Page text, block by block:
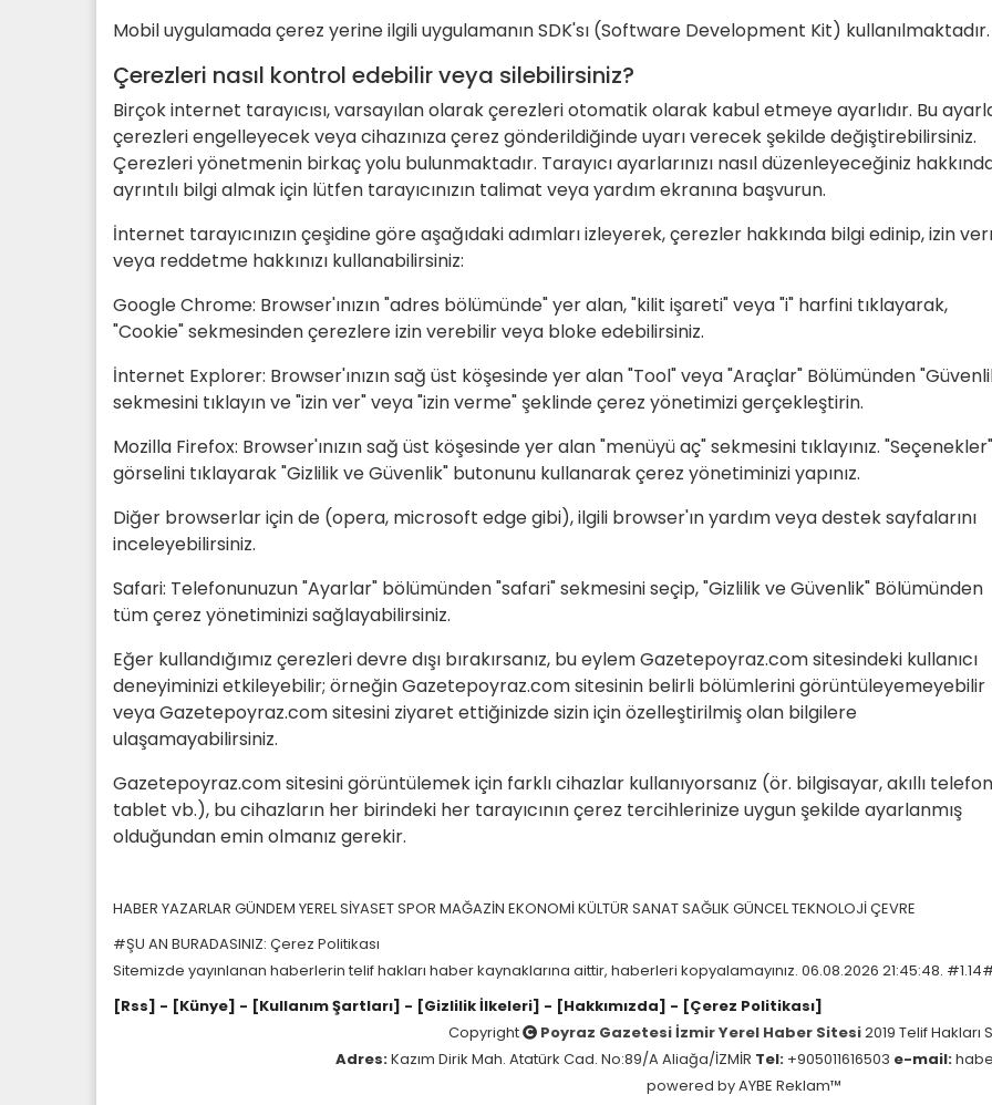
Mobil uygulamada çerez yerine ilgili uygulamanın SDK'sı (Software Development Kit) kullanılmaktadır.
Çerezleri nasıl kontrol edebilir veya silebilirsiniz?
Birçok internet tarayıcısı, varsayılan olarak çerezleri otomatik olarak kabul etmeye ayarlıdır. Bu
çerezleri engelleyecek veya cihazınıza çerez gönderildiğinde uyarı verecek şekilde değiştirebilirsiniz.
Çerezleri yönetmenin birkaç yolu bulunmaktadır. Tarayıcı ayarlarınızı nasıl düzenleyeceğiniz
ayrıntılı bilgi almak için lütfen tarayıcınızın talimat veya yardım ekranına başvurun.
İnternet tarayıcınızın çeşidine göre aşağıdaki adımları izleyerek, çerezler hakkında bilgi edinip, izin
veya reddetme hakkınızı kullanabilirsiniz:
Google Chrome: Browser'ınızın "adres bölümünde" yer alan, "kilit işareti" veya "i" harfini tıklayarak,
"Cookie" sekmesinden çerezlere izin verebilir veya bloke edebilirsiniz.
İnternet Explorer: Browser'ınızın sağ üst köşesinde yer alan "Tool" veya "Araçlar" Bölümünden
sekmesini tıklayın ve "izin ver" veya "izin verme" şeklinde çerez yönetimizi gerçekleştirin.
Mozilla Firefox: Browser'ınızın sağ üst köşesinde yer alan "menüyü aç" sekmesini tıklayınız. "Seçenekler"
görselini tıklayarak "Gizlilik ve Güvenlik" butonunu kullanarak çerez yönetiminizi yapınız.
Diğer browserlar için de (opera, microsoft edge gibi), ilgili browser'ın yardım veya destek sayfalarını
inceleyebilirsiniz.
Safari: Telefonunuzun "Ayarlar" bölümünden "safari" sekmesini seçip, "Gizlilik ve Güvenlik" Bölümünden
tüm çerez yönetiminizi sağlayabilirsiniz.
Eğer kullandığımız çerezleri devre dışı bırakırsanız, bu eylem Gazetepoyraz.com sitesindeki kullanıcı
deneyiminizi etkileyebilir; örneğin Gazetepoyraz.com sitesinin belirli bölümlerini görüntüleyemeyebilir
veya Gazetepoyraz.com sitesini ziyaret ettiğinizde sizin için özelleştirilmiş olan bilgilere
ulaşamayabilirsiniz.
Gazetepoyraz.com sitesini görüntülemek için farklı cihazlar kullanıyorsanız (ör. bilgisayar, akıllı
tablet vb.), bu cihazların her birindeki her tarayıcının çerez tercihlerinize uygun şekilde ayarlanmış
olduğundan emin olmanız gerekir.
HABER YAZARLAR GÜNDEM YERELSİYASETSPOR MAĞAZİN EKONOMİKÜLTÜR SANATSAĞLIK GÜNCELTEKNOLOJİÇEVRE
#ŞU AN BURADASINIZ: Çerez Politikası
Sitemizde yayınlanan haberlerin telif hakları haber kaynaklarına aittir, haberleri kopyalamayınız. 06.08.2026 21:45:48.
[Rss] - [Künye] - [Kullanım Şartları] - [Gizlilik İlkeleri] - [Hakkımızda] - [Çerez Politikası]
Copyright
Poyraz Gazetesi İzmir Yerel Haber Sitesi2019 Telif Hakları
Adres:Kazım Dirik Mah. Atatürk Cad. No:89/A Aliağa/İZMİR Tel:+905011616503 e-mail:
powered byAYBE Reklam™